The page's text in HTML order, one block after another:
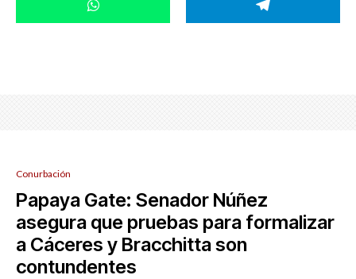
Conurbación
Papaya Gate: Senador Núñez
asegura que pruebas para formalizar
a Cáceres y Bracchitta son
contundentes